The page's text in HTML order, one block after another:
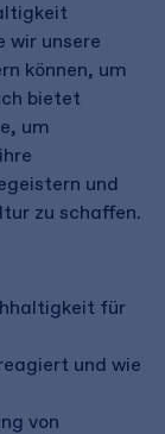
wir unsere
können, um
bietet
um
und
zu schaffen.
für
und wie
von